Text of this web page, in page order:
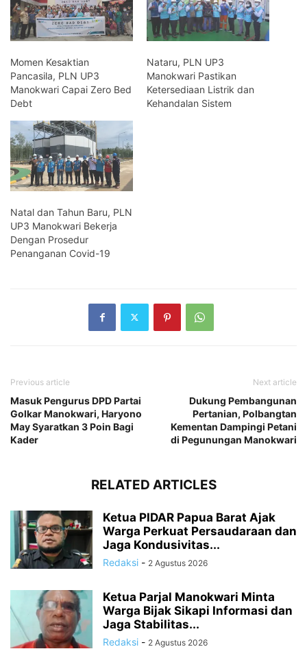
Momen Kesaktian
Pancasila, PLN UP3
Manokwari Capai Zero Bed
Debt
Nataru, PLN UP3
Manokwari Pastikan
Ketersediaan Listrik dan
Kehandalan Sistem
Natal dan Tahun Baru, PLN
UP3 Manokwari Bekerja
Dengan Prosedur
Penanganan Covid-19
Previous article
Masuk Pengurus DPD Partai
Golkar Manokwari, Haryono
May Syaratkan 3 Poin Bagi
Kader
Next article
Dukung Pembangunan
Pertanian, Polbangtan
Kementan Dampingi Petani
di Pegunungan Manokwari
RELATED ARTICLES
Ketua PIDAR Papua Barat Ajak
Warga Perkuat Persaudaraan dan
Jaga Kondusivitas...
Redaksi - 2 Agustus 2026
Ketua Parjal Manokwari Minta
Warga Bijak Sikapi Informasi dan
Jaga Stabilitas...
Redaksi - 2 Agustus 2026